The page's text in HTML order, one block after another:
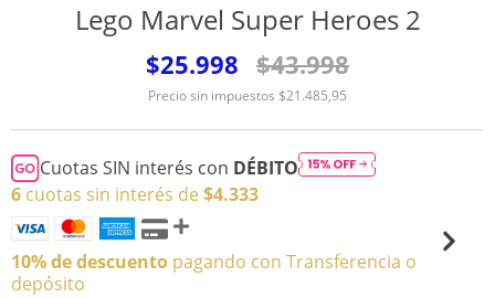
Lego Marvel Super Heroes 2
$25.998 $43.998
Precio sin impuestos $21.485,95
Cuotas SIN interés con DÉBITO
6 cuotas sin interés de $4.333
10% de descuento pagando con Transferencia o
depósito